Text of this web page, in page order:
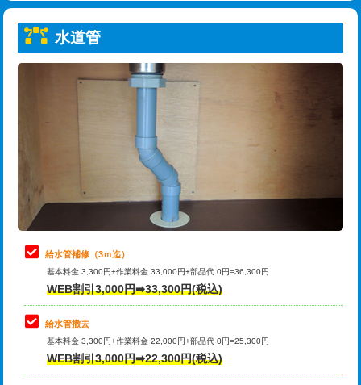
給水管工事※（ライニング鋼管・銅
管・ポリ管・HT管使用/3ｍまで)
給水管工事※（ライニング鋼管・銅
管・ポリ管・HT管使用/3ｍ超え)
排水管工事（土の掘削・埋め戻し作
11,000円~
排水管工事（排水管工事/3ｍまで） 55,000円
排水管工事（追加 排水管工事/3ｍ超
マス交換（土の掘削・埋め戻し作業）
マス交換（深さ50㎝未満）
マス交換（深さ50㎝以上）
コンクリート斫り（厚さ10㎝まで）
トーラー機使用/3mまで
追加トーラー機使用/3m超え
33,000円
8,800円
止水・漏水調査・防水処理・清掃・修
理・調整・分解・加工など（軽作業）
11,000円
止水・漏水調査・防水処理・清掃・修
理・調整・分解・加工など（中作業）
止水・漏水調査・防水処理・清掃・修
理・調整・分解・加工など（重作業）
33,000円
その他部品の脱着
交換・取付（タンク）
水道管
給水管補修（3ｍ迄）
基本料金 3,300円+作業料金 33,000円+部品代 0円=36,300円
WEB割引3,000円➡33,300円(税込)
給水管撤去
基本料金 3,300円+作業料金 22,000円+部品代 0円=25,300円
WEB割引3,000円➡22,300円(税込)